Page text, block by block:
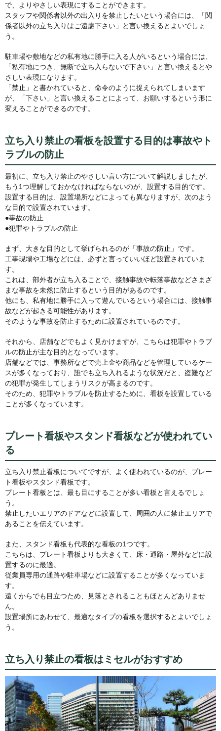
で、よりやさしい表現にすることができます。
スタッフや関係者以外の出入りを禁止したいという場合には、「関
係者以外の立ち入りはご遠慮下さい」と言い換えるとよいでしょ
う。
駐車場や敷地などの私有地に勝手に入る人がいるという場合には、
「私有地につき、無断で立ち入らないで下さい」と言い換えるとや
さしい表現になります。
「禁止」と書かれていると、命令のように捉えられてしまいます
が、「下さい」と言い換えることによって、お願いするという形に
変えることができるのです。
立ち入り禁止の看板を設置する目的は事故やト
ラブルの防止
最初に、立ち入り禁止のやさしい言い方について解説しましたが、
もう1つ理解しておかなければならないのが、設置する目的です。
設置する目的は、設置場所などによっても異なりますが、次のよう
な目的で設置されています。
●事故の防止
●犯罪やトラブルの防止
まず、大きな目的として挙げられるのが「事故の防止」です。
工事現場や工場などには、必ずと言っていいほど設置されていま
す。
これは、部外者が立ち入ることで、接触事故や転落事故などさまざ
まな事故を未然に防止するという目的があるのです。
他にも、私有地に勝手に入って遊んでいるという場合には、接触事
故などが起きる可能性があります。
そのような事故を防止するために設置されているのです。
それから、店舗などでもよく見かけますが、こちらは犯罪やトラブ
ルの防止が主な目的となっています。
店舗などでは、事務所などで売上金や商品などを管理しているケー
スが多くなっており、誰でも立ち入れるような状況だと、盗難など
の犯罪が発生してしまうリスクが高まるのです。
そのため、犯罪やトラブルを防止するために、看板を設置している
ことが多くなっています。
プレート看板やスタンド看板などが使われてい
る
立ち入り禁止看板についてですが、よく使われているのが、プレー
ト看板やスタンド看板です。
プレート看板とは、最も目にすることが多い看板と言えるでしょ
う。
禁止したいエリアのドアなどに設置して、周囲の人に禁止エリアで
あることを伝えています。
また、スタンド看板も代表的な看板の1つです。
こちらは、プレート看板よりも大きくて、床・通路・屋外などに設
置するのに最適。
従業員専用の通路や駐車場などに設置することが多くなっていま
す。
遠くからでも目立つため、見落とされることもほとんどありませ
ん。
設置場所にあわせて、最適なタイプの看板を選択するとよいでしょ
う。
立ち入り禁止の看板はミセルがおすすめ